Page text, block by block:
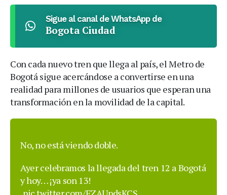
Sigue al canal de WhatsApp de
Bogota Ciudad
Con cada nuevo tren que llega al país, el Metro de
Bogotá sigue acercándose a convertirse en una
realidad para millones de usuarios que esperan una
transformación en la movilidad de la capital.
No, no está viendo doble.
Ayer celebramos la llegada del tren 12 a Bogotá
y hoy… ¡ya son 13!